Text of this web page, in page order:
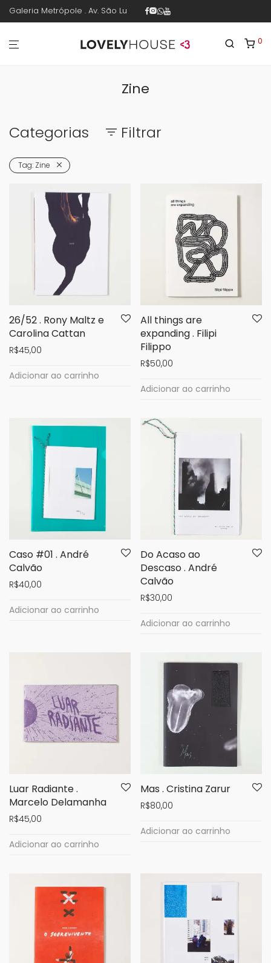
Galeria Metrópole . Av. São Luís 187 . sala 30 . 1º piso . República .
0
Zine
Categorias Filtrar
Tag: Zine
26/52 . Rony Maltz e
Carolina Cattan
R$45,00
Adicionar ao carrinho
All things are
expanding . Filipi
Filippo
R$50,00
Adicionar ao carrinho
Caso #01 . André
Calvão
R$40,00
Adicionar ao carrinho
Do Acaso ao
Descaso . André
Calvão
R$30,00
Adicionar ao carrinho
Luar Radiante .
Marcelo Delamanha
R$45,00
Adicionar ao carrinho
Mas . Cristina Zarur
R$80,00
Adicionar ao carrinho